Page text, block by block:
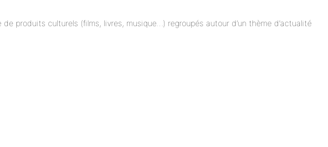
produits culturels (films, livres, musique…) regroupés autour d’un thème d’actualité